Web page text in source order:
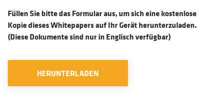
Füllen Sie bitte das Formular aus, um sich eine kostenlose
Kopie dieses Whitepapers auf Ihr Gerät herunterzuladen.
(Diese Dokumente sind nur in Englisch verfügbar)
HERUNTERLADEN